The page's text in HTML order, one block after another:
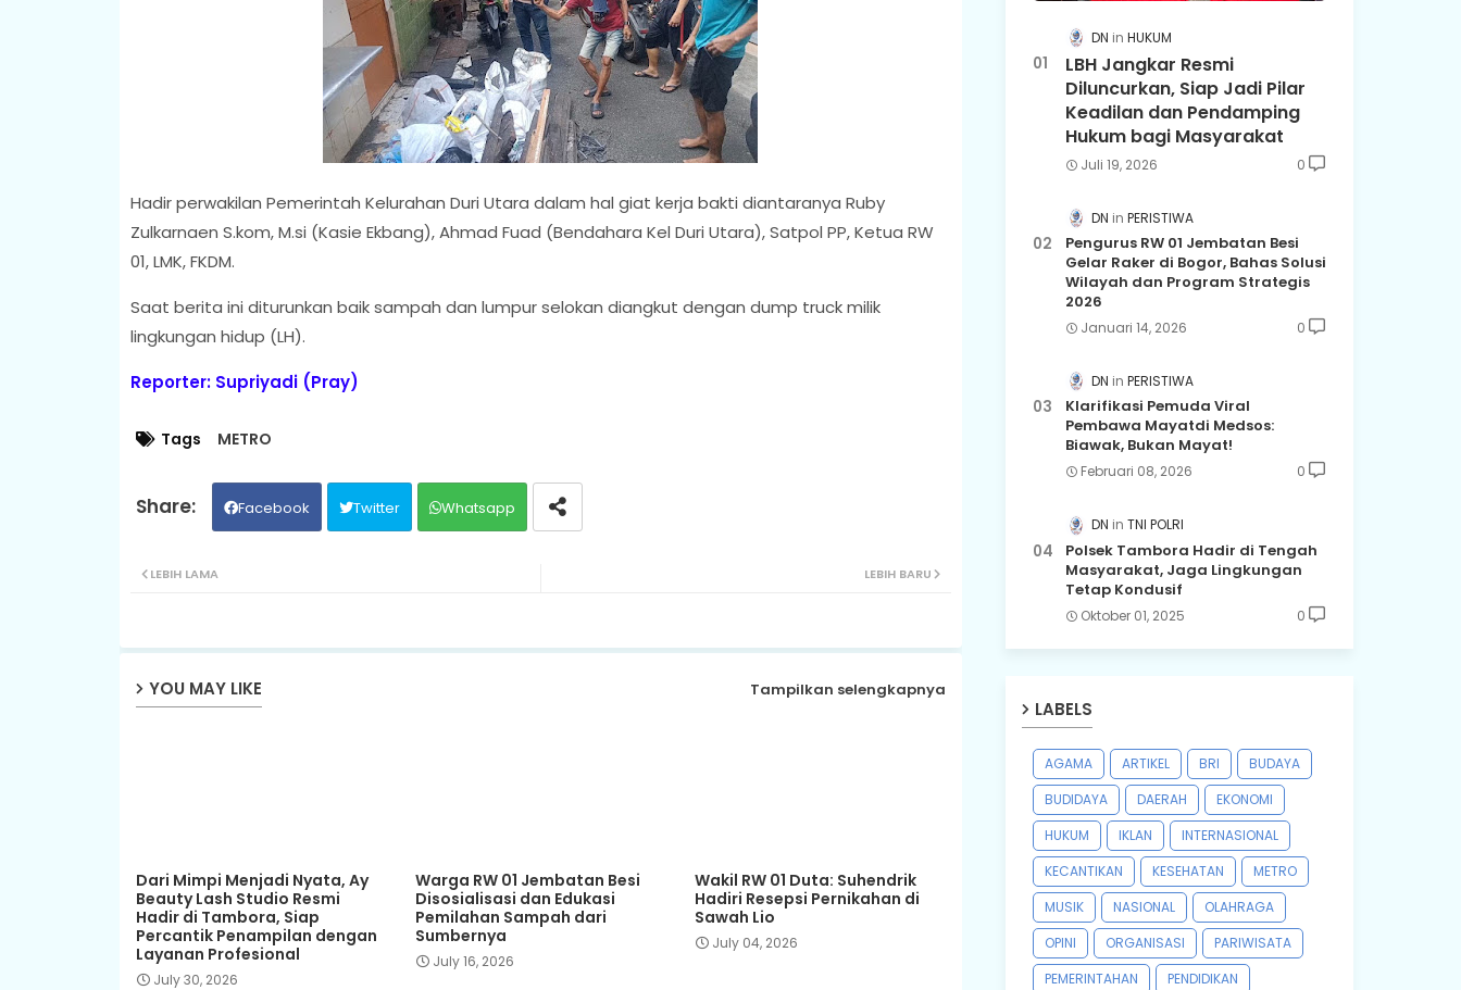
Hadir perwakilan Pemerintah Kelurahan Duri Utara dalam hal giat kerja bakti diantaranya Ruby
Zulkarnaen S.kom, M.si (Kasie Ekbang), Ahmad Fuad (Bendahara Kel Duri Utara), Satpol PP, Ketua RW
01, LMK, FKDM.
Saat berita ini diturunkan baik sampah dan lumpur selokan diangkut dengan dump truck milik
lingkungan hidup (LH).
Reporter: Supriyadi (Pray)
Tags METRO
Facebook Twitter Whatsapp
LEBIH BARU
LEBIH LAMA
YOU MAY LIKE Tampilkan selengkapnya
Dari Mimpi Menjadi Nyata, Ay
Beauty Lash Studio Resmi
Hadir di Tambora, Siap
Percantik Penampilan dengan
Layanan Profesional
July 30, 2026
Warga RW 01 Jembatan Besi
Disosialisasi dan Edukasi
Pemilahan Sampah dari
Sumbernya
July 16, 2026
Wakil RW 01 Duta: Suhendrik
Hadiri Resepsi Pernikahan di
Sawah Lio
July 04, 2026
DN HUKUM
LBH Jangkar Resmi
Diluncurkan, Siap Jadi Pilar
Keadilan dan Pendamping
Hukum bagi Masyarakat
Juli 19, 2026 0
DN PERISTIWA
Pengurus RW 01 Jembatan Besi
Gelar Raker di Bogor, Bahas Solusi
Wilayah dan Program Strategis
2026
Januari 14, 2026 0
DN PERISTIWA
Klarifikasi Pemuda Viral
Pembawa Mayatdi Medsos:
Biawak, Bukan Mayat!
Februari 08, 2026 0
DN TNI POLRI
Polsek Tambora Hadir di Tengah
Masyarakat, Jaga Lingkungan
Tetap Kondusif
Oktober 01, 2025 0
LABELS
AGAMA ARTIKEL BRI
BUDAYA
BUDIDAYA
DAERAH
EKONOMI
HUKUM
IKLAN
INTERNASIONAL
KECANTIKAN
KESEHATAN
METRO
MUSIK
NASIONAL
OLAHRAGA
OPINI
ORGANISASI
PARIWISATA
PEMERINTAHAN
PENDIDIKAN